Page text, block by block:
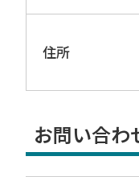
住所
お問い合わ